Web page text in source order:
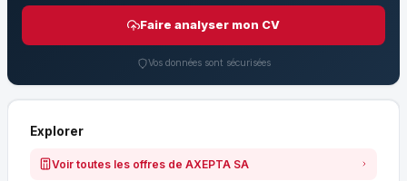
Faire analyser mon CV
Vos données sont sécurisées
Explorer
Voir toutes les offres de AXEPTA SA